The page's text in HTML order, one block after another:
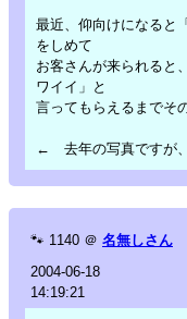
最近、仰向けになると
をしめて
お客さんが来られると
ワイイ」と
言ってもらえるまでそ
← 去年の写真ですが、
🐾 1140 ＠ 名無しさん
2004-06-18
14:19:21